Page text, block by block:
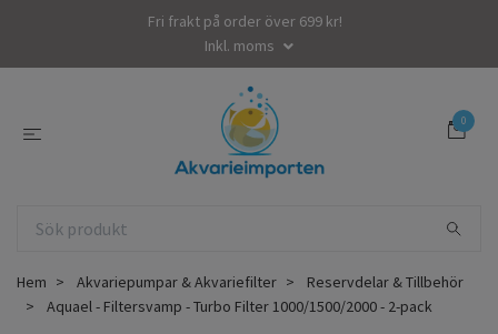
Fri frakt på order över 699 kr!
Inkl. moms
0
Hem Akvariepumpar & Akvariefilter
Reservdelar & Tillbehör
Aquael - Filtersvamp - Turbo Filter 1000/1500/2000 - 2-pack